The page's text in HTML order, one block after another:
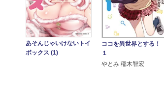
あそんじゃいけないトイ
ボックス (1)
ココを異世界とする！
１
やとみ 稲木智宏